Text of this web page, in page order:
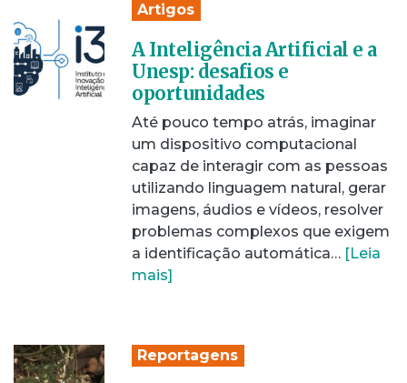
Artigos
A Inteligência Artificial e a
Unesp: desafios e
oportunidades
Até pouco tempo atrás, imaginar
um dispositivo computacional
capaz de interagir com as pessoas
utilizando linguagem natural, gerar
imagens, áudios e vídeos, resolver
problemas complexos que exigem
a identificação automática… [Leia
mais]
Reportagens